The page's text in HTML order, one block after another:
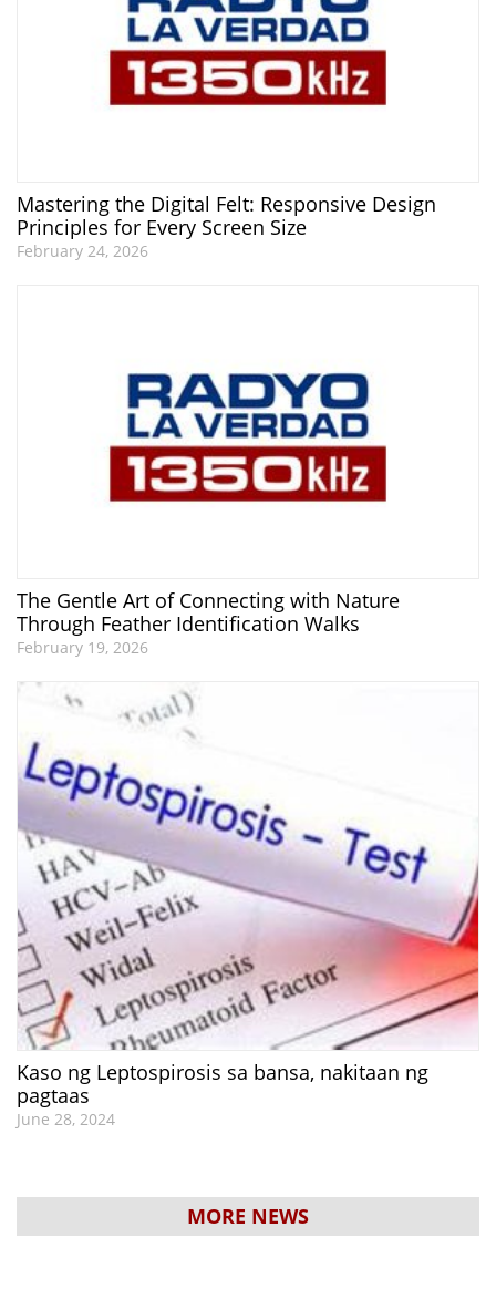
Mastering the Digital Felt: Responsive Design
Principles for Every Screen Size
February 24, 2026
The Gentle Art of Connecting with Nature
Through Feather Identification Walks
February 19, 2026
Kaso ng Leptospirosis sa bansa, nakitaan ng
pagtaas
June 28, 2024
MORE NEWS